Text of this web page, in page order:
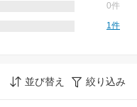
0件
1件
並び替え 絞り込み